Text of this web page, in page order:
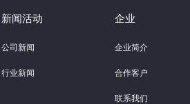
新闻活动
公司新闻
行业新闻
企业
企业简介
合作客户
联系我们